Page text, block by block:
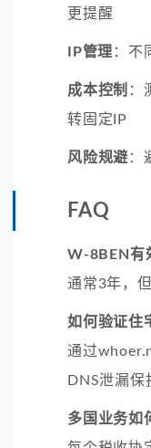
更提醒
IP管理 ：不
成本控制 ：
转固定IP
风险规避 ：
FAQ
W-8BEN有
通常3年，
如何验证住
通过
DNS泄漏保
多国业务如